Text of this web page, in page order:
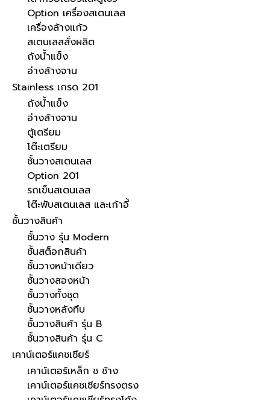
Option เครื่องสเตนเลส
เครื่องล้างแก้ว
สเตนเลสสั่งผลิต
ถังน้ำแข็ง
อ่างล้างจาน
Stainless เกรด 201
ถังน้ำแข็ง
อ่างล้างจาน
ตู้เตรียม
โต๊ะเตรียม
ชั้นวางสเตนเลส
Option 201
รถเข็นสเตนเลส
โต๊ะพับสเตนเลส และเก้าอี้
ชั้นวางสินค้า
ชั้นวาง รุ่น Modern
ชั้นสต็อกสินค้า
ชั้นวางหน้าเดียว
ชั้นวางสองหน้า
ชั้นวางทั้งชุด
ชั้นวางหลังทึบ
ชั้นวางสินค้า รุ่น B
ชั้นวางสินค้า รุ่น C
เคาน์เตอร์แคชเชียร์
เคาน์เตอร์เหล็ก ช ช้าง
เคาน์เตอร์แคชเชียร์ทรงตรง